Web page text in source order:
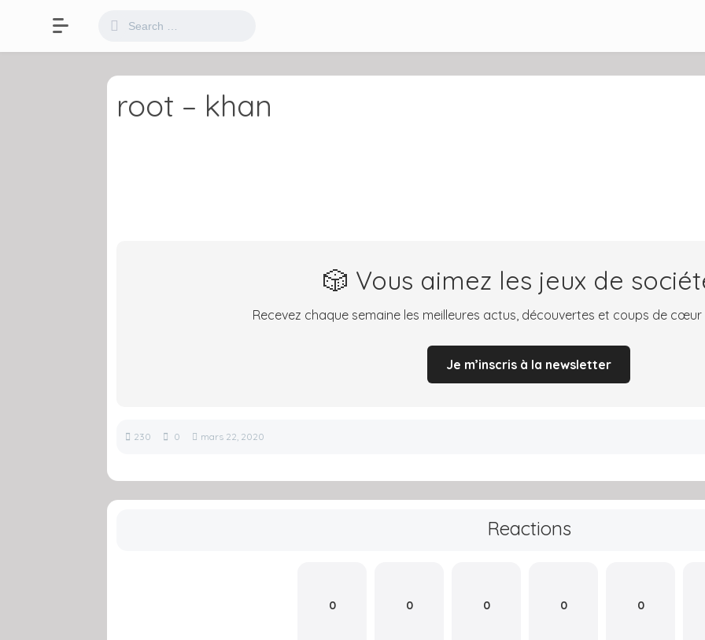
root – khan
🎲 Vous aimez les jeux de
Recevez chaque semaine les meilleures actus, découvertes et coups de
Je m’inscris à la newsletter
230 0 mars 22, 2020
Reactions
0 0 0 0 0